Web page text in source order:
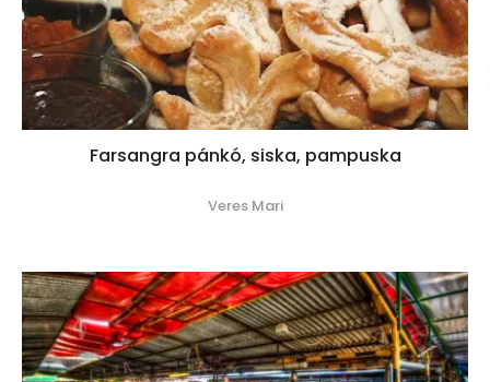
Farsangra pánkó, siska, pampuska
Veres Mari